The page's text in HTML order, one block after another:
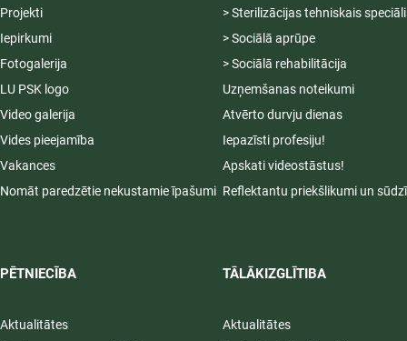
Projekti
Iepirkumi
Fotogalerija
LU PSK logo
Video galerija
Vides pieejamība
Vakances
Nomāt paredzētie nekustamie īpašumi
PĒTNIECĪBA
Aktualitātes
> Sterilizācijas tehniskais
> Sociālā aprūpe
> Sociālā rehabilitācija
Uzņemšanas noteikumi
Atvērto durvju dienas
Iepazīsti profesiju!
Apskati videostāstus!
Reflektantu priekšlikumi un
TĀLĀKIZGLĪTIBA
Aktualitātes